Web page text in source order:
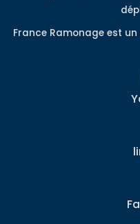
France Ramonage est